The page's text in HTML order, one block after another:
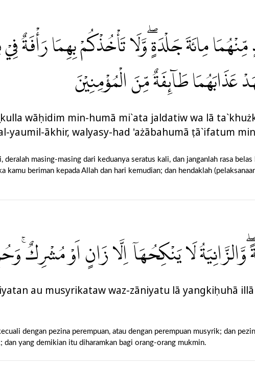
مِائَةَ جَلْدَةٍ ۖوَّلَا تَأْخُذْكُمْ بِهِمَا رَأْفَةٌ
عَذَابَهُمَا طَاۤىِٕفَةٌ مِّنَ الْمُؤْمِنِيْنَ
kulla wāḥidim min-humā mi`ata jaldatiw wa lā
yaumil-ākhir, walyasy-had 'ażābahumā ṭā`ifatum
deralah masing-masing dari keduanya seratus kali, dan janganlah rasa
kamu beriman kepada Allah dan hari kemudian; dan hendaklah
ۖوَّالزَّانِيَةُ لَا يَنْكِحُهَآ اِلَّا زَانٍ اَوْ مُشْرِكٌۚ
au musyrikataw waz-zāniyatu lā yangkiḥuhā
dengan pezina perempuan, atau dengan perempuan musyrik; dan
yang demikian itu diharamkan bagi orang-orang mukmin.